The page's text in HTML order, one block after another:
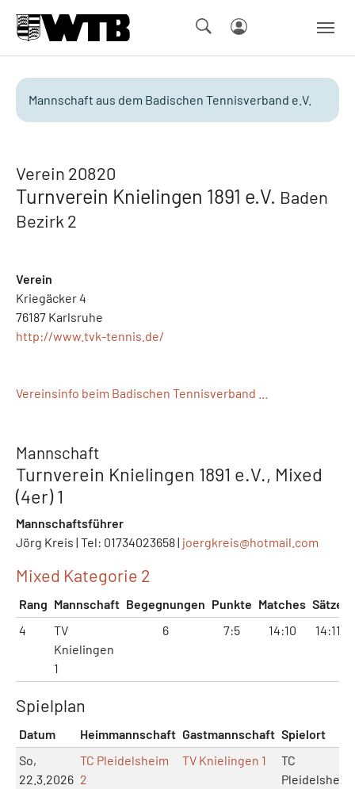
Mannschaft aus dem Badischen Tennisverband e.V.
Verein 20820
Turnverein Knielingen 1891 e.V. Baden
Bezirk 2
Verein
Kriegäcker 4
76187 Karlsruhe
http://www.tvk-tennis.de/
Vereinsinfo beim Badischen Tennisverband ...
Mannschaft
Turnverein Knielingen 1891 e.V., Mixed
(4er) 1
Mannschaftsführer
Jörg Kreis | Tel: 01734023658 | joergkreis@hotmail.com
Mixed Kategorie 2
Rang Mannschaft Begegnungen Punkte Matches Sätze
4
TV
Knielingen
1
6 7:5 14:10 14:11
Spielplan
Datum Heimmannschaft Gastmannschaft Spielort
So,
22.3.2026
TC Pleidelsheim
2
TV Knielingen 1
TC
Pleidelsheim